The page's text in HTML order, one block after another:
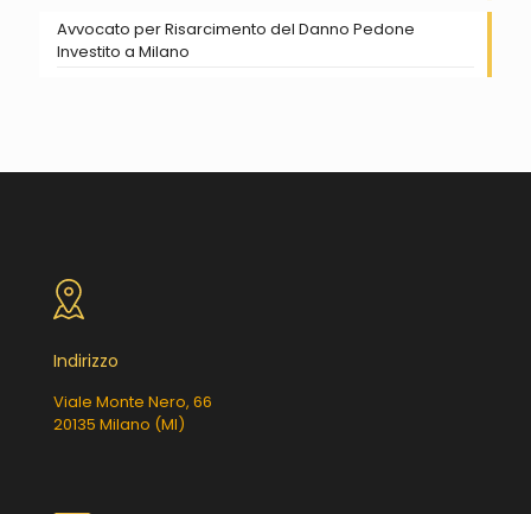
Avvocato per Risarcimento del Danno Pedone
Investito a Milano
Indirizzo
Viale Monte Nero, 66
20135 Milano (MI)